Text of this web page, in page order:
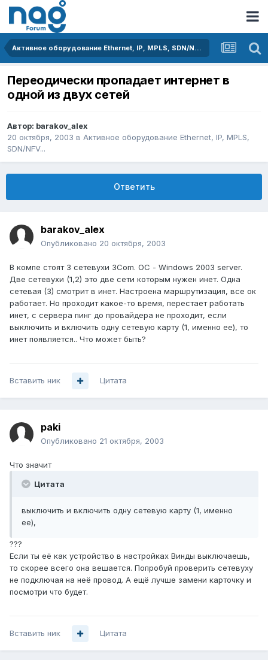
Активное оборудование Ethernet, IP, MPLS, SDN/NFV...
Переодически пропадает интернет в
одной из двух сетей
Автор: barakov_alex
20 октября, 2003 в Активное оборудование Ethernet, IP, MPLS,
SDN/NFV...
Ответить
barakov_alex
Опубликовано 20 октября, 2003
В компе стоят 3 сетевухи 3Com. ОС - Windows 2003 server.
Две сетевухи (1,2) это две сети которым нужен инет. Одна
сетевая (3) смотрит в инет. Настроена маршрутизация, все ок
работает. Но проходит какое-то время, перестает работать
инет, с сервера пинг до провайдера не проходит, если
выключить и включить одну сетевую карту (1, именно ее), то
инет появляется.. Что может быть?
Вставить ник Цитата
paki
Опубликовано 21 октября, 2003
Что значит
Цитата
выключить и включить одну сетевую карту (1, именно
ее),
???
Если ты её как устройство в настройках Винды выключаешь,
то скорее всего она вешается. Попробуй проверить сетевуху
не подключая на неё провод. А ещё лучше замени карточку и
посмотри что будет.
Вставить ник Цитата